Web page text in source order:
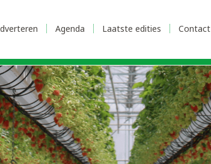
Agenda Laatste edities Contact